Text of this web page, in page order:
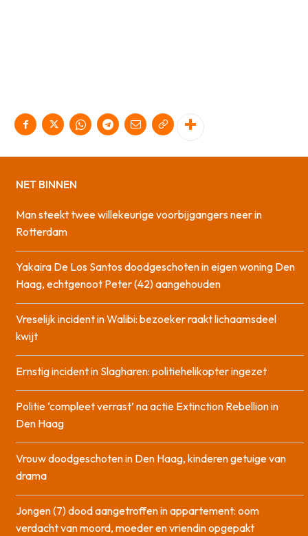
NET BINNEN
Man steekt twee willekeurige voorbijgangers neer in
Rotterdam
Yakaira De Los Santos doodgeschoten in eigen woning Den
Haag, echtgenoot Peter (42) aangehouden
Vreselijk incident in Walibi: bezoeker raakt lichaamsdeel
kwijt
Ernstig incident in Slagharen: politiehelikopter ingezet
Politie ‘compleet verrast’ na actie Extinction Rebellion in
Den Haag
Vrouw doodgeschoten in Den Haag, kinderen getuige van
drama
Jongen (7) dood aangetroffen in appartement: oom
verdacht van moord, moeder en vriendin opgepakt